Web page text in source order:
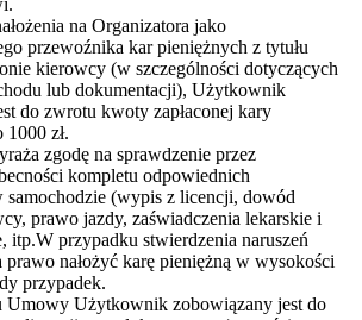
na Organizatora jako
przewoźnika kar pieniężnych z tytułu
kierowcy (w szczególności dotyczących
lub dokumentacji), Użytkownik
do zwrotu kwoty zapłaconej kary
zł.
zgodę na sprawdzenie przez
kompletu odpowiednich
samochodzie (wypis z licencji, dowód
prawo jazdy, zaświadczenia lekarskie i
itp.W przypadku stwierdzenia naruszeń
prawo nałożyć karę pieniężną w wysokości
przypadek.
Umowy Użytkownik zobowiązany jest do